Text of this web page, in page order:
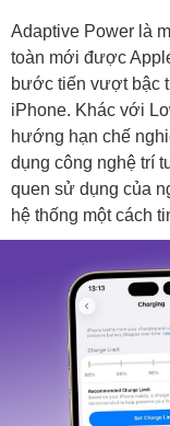
Adaptive Power là
toàn mới được
bước tiến vượt bậc
iPhone. Khác với
hướng hạn chế
dụng công nghệ trí
quen sử dụng của
hệ thống một cách